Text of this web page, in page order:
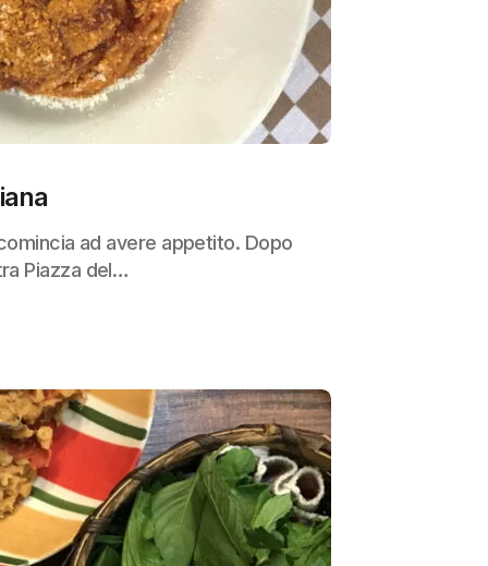
ad avere appetito. Dopo
Piazza del…